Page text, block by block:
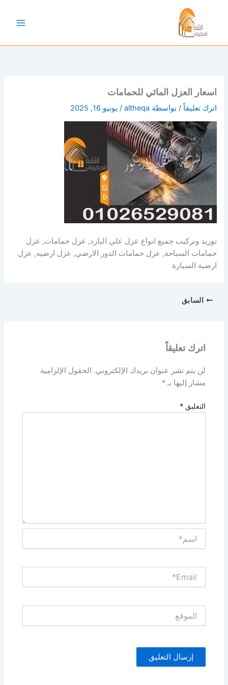
المحتوى
اسعار العزل المائي للحمامات
اترك تعليقاً / بواسطة altheqa
/ يونيو 16, 2025
توريد وتركيب جميع انواع عزل علي البارد, عزل حمامات, عزل
حمامات السباحة, عزل حمامات الدور الارضي, عزل ارضيه, عزل
ارضية السيارة
السابق
اترك تعليقاً
لن يتم نشر عنوان بريدك الإلكتروني. الحقول الإلزامية
مشار إليها بـ*
التعليق*